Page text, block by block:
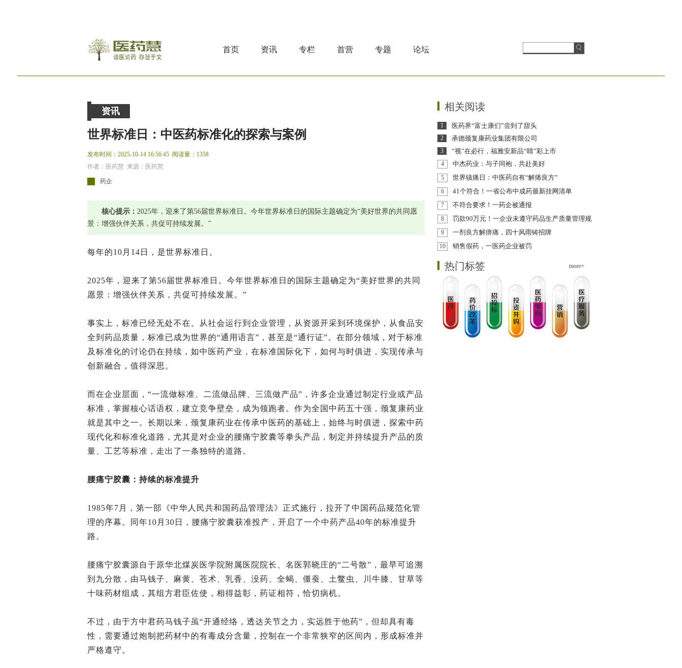
首页 资讯 专栏 首营 专题 论坛
资讯
世界标准日：中医药标准化的探索与案例
发布时间：2025-10-14 16:56:45 阅读量：1358
作者：医药慧 来源：医药慧
药企
核心提示： 2025年，迎来了第56届世界标准日。今年世界标准日的国际主题确定为“美好世界的共同愿
景：增强伙伴关系，共促可持续发展。”
每年的10月14日，是世界标准日。
2025年，迎来了第56届世界标准日。今年世界标准日的国际主题确定为“美好世界的共同
愿景：增强伙伴关系，共促可持续发展。”
事实上，标准已经无处不在。从社会运行到企业管理，从资源开采到环境保护，从食品安
全到药品质量，标准已成为世界的“通用语言”，甚至是“通行证”。在部分领域，对于标准
及标准化的讨论仍在持续，如中医药产业，在标准国际化下，如何与时俱进，实现传承与
创新融合，值得深思。
而在企业层面，“一流做标准、二流做品牌、三流做产品”，许多企业通过制定行业或产品
标准，掌握核心话语权，建立竞争壁垒，成为领跑者。作为全国中药五十强，颈复康药业
就是其中之一。长期以来，颈复康药业在传承中医药的基础上，始终与时俱进，探索中药
现代化和标准化道路，尤其是对企业的腰痛宁胶囊等拳头产品，制定并持续提升产品的质
量、工艺等标准，走出了一条独特的道路。
腰痛宁胶囊：持续的标准提升
1985年7月，第一部《中华人民共和国药品管理法》正式施行，拉开了中国药品规范化管
理的序幕。同年10月30日，腰痛宁胶囊获准投产，开启了一个中药产品40年的标准提升
路。
腰痛宁胶囊源自于原华北煤炭医学院附属医院院长、名医郭晓庄的“二号散”，最早可追溯
到九分散，由马钱子、麻黄、苍术、乳香、没药、全蝎、僵蚕、土鳖虫、川牛膝、甘草等
十味药材组成，其组方‌君臣佐使‌，相得益彰，药证相符，恰切病机。
不过，由于方中君药马钱子虽“开通经络，透达关节之力，实远胜于他药”，但却具有毒
性，需要通过炮制把药材中的有毒成分含量，控制在一个非常狭窄的区间内，形成标准并
严格遵守。
相关阅读
1 医药界“富士康们”尝到了甜头
2 承德颈复康药业集团有限公司
3 “视”在必行，福雅安新品“睛”彩上市
4 中杰药业：与子同袍，共赴美好
5 世界镇痛日：中医药自有“解痛良方”
6 41个符合！一省公布中成药最新挂网清单
7 不符合要求！一药企被通报
8
罚款90万元！一企业未遵守药品生产质量管理规
9 一剂良方解痹痛，四十风雨铸招牌
10 销售假药，一医药企业被罚
热门标签 more+